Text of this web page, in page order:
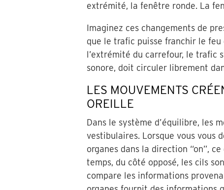
extrémité, la fenêtre ronde. La
Imaginez ces changements de
que le trafic puisse franchir le
l’extrémité du carrefour, le trafic
sonore, doit circuler librement
LES MOUVEMENTS
OREILLE
Dans le système d’équilibre, les
vestibulaires. Lorsque vous vous
organes dans la direction “on”,
temps, du côté opposé, les cils
compare les informations